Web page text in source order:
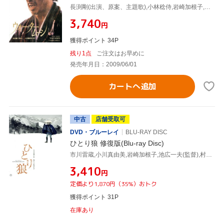
¥3,740円
獲得ポイント 34P
残り1点
ご注文はお早めに
発売年月日：2009/06/01
カートへ追加
中古
店舗受取可
DVD・ブルーレイ
BLU-RAY DISC
ひとり狼 修復版(Blu-ray Disc)
市川雷蔵,小川真由美,岩崎加根子,池広一夫(監督),村上元三(原作),渡辺岳夫(音楽)
¥3,410円
定価より1,870円（35%）おトク
獲得ポイント 31P
在庫あり